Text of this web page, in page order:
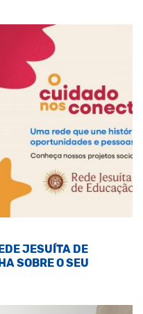
JESUÍTA DE
SOBRE O SEU